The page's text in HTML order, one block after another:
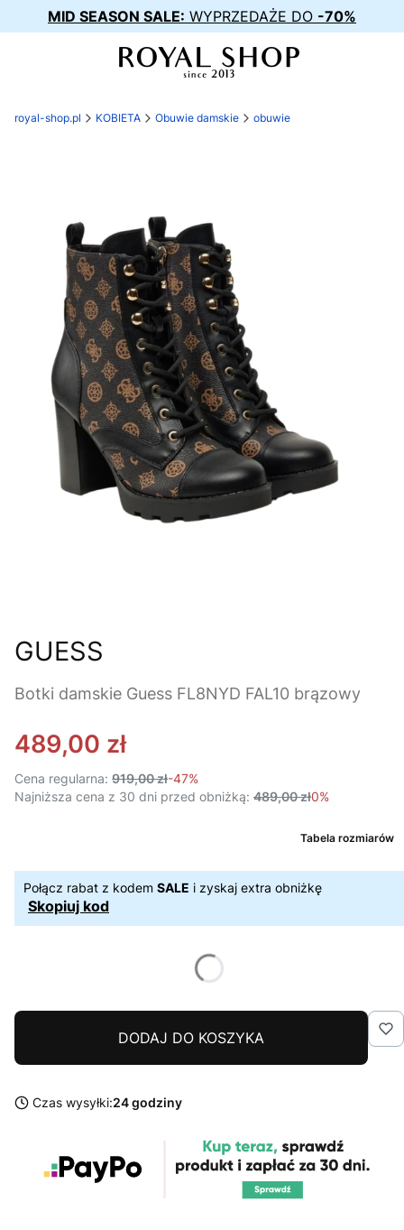
MID SEASON SALE: WYPRZEDAŻE DO -70%
royal-shop.pl KOBIETA Obuwie damskie obuwie
GUESS
Botki damskie Guess FL8NYD FAL10 brązowy
489,00 zł
Cena regularna: 919,00 zł-47%
Najniższa cena z 30 dni przed obniżką: 489,00 zł0%
Tabela rozmiarów
Połącz rabat z kodem SALE i zyskaj extra obniżkę
Skopiuj kod
DODAJ DO KOSZYKA
Czas wysyłki:24 godziny